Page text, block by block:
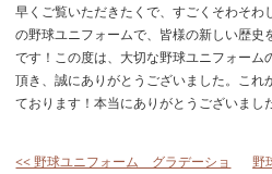
早くご覧いただきたくで、すごくそわそわ
の野球ユニフォームで、皆様の新しい歴
です！この度は、大切な野球ユニフォー
頂き、誠にありがとうございました。これ
ております！本当にありがとうございまし
<< 野球ユニフォーム グラデーショ
野